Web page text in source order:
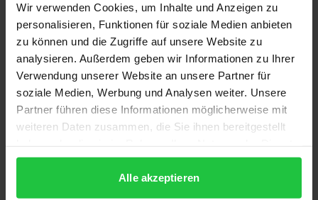
Wir verwenden Cookies, um Inhalte und Anzeigen zu
personalisieren, Funktionen für soziale Medien anbieten
zu können und die Zugriffe auf unsere Website zu
analysieren. Außerdem geben wir Informationen zu Ihrer
Verwendung unserer Website an unsere Partner für
soziale Medien, Werbung und Analysen weiter. Unsere
Partner führen diese Informationen möglicherweise mit
weiteren Daten zusammen, die Sie ihnen bereitgestellt
gesammelt haben.
Alle akzeptieren
Mit spektakulären Durchsuchungsmaßnahmen
gegen deutsche Großbanken haben die
Ermittlungsbehörden wiederholt versucht,
Kundenbeziehungen zu ausländischen Banken,
insbesondere in Luxemburg, festzustellen und
Steuerhinterziehungen auf die Spur zu kommen. Die
damit verbundene Frage, ob aus der Tatsache, daß
Anfangsverdacht einer Steuerhinterziehung